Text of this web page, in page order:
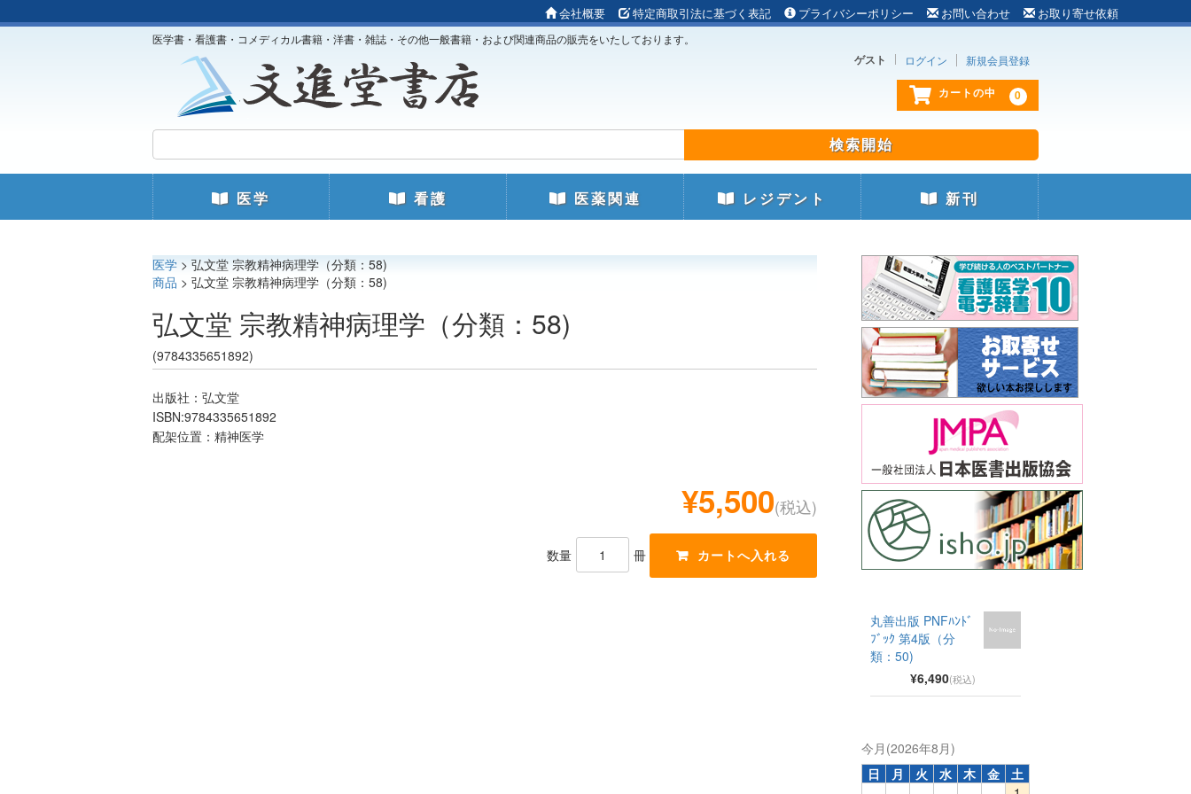
会社概要 特定商取引法に基づく表記 プライバシーポリシー お問い合わせ お取り寄せ依頼
医学書・看護書・コメディカル書籍・洋書・雑誌・その他一般書籍・および関連商品の販売をいたしております。
ゲスト ログイン 新規会員登録
カートの中 0
医学 看護 医薬関連 レジデント 新刊
医学 > 弘文堂 宗教精神病理学（分類：58)
商品 > 弘文堂 宗教精神病理学（分類：58)
弘文堂 宗教精神病理学（分類：58)
(9784335651892)
出版社：弘文堂
ISBN:9784335651892
配架位置：精神医学
¥5,500(税込)
数量 冊
丸善出版 PNFﾊﾝﾄﾞ
ﾌﾞｯｸ 第4版（分
類：50)
¥6,490(税込)
今月(2026年8月)
日
月 火 水 木 金
土